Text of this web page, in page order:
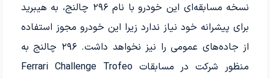
نسخه مسابقه‌ای این خودرو با نام ۲۹۶ چالنج، به هیبرید
برای پیشرانه خود نیاز ندارد زیرا این خودرو مجوز استفاده
از جاده‌های عمومی را نیز نخواهد داشت. ۲۹۶ چالنج به
منظور شرکت در مسابقات Ferrari Challenge Trofeo